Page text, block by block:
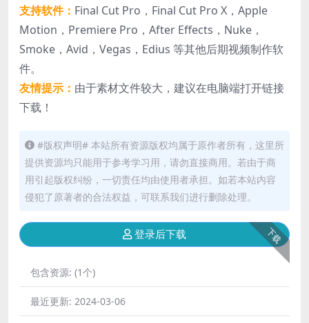
支持软件： Final Cut Pro，Final Cut Pro X，Apple
Motion，Premiere Pro，After Effects，Nuke，
Smoke，Avid，Vegas，Edius 等其他后期视频制作软
件。
友情提示： 由于素材文件较大，建议在电脑端打开链接
下载！
#版权声明# 本站所有资源版权均属于原作者所有，这里所
提供资源均只能用于参考学习用，请勿直接商用。若由于商
用引起版权纠纷，一切责任均由使用者承担。如若本站内容
侵犯了原著者的合法权益，可联系我们进行删除处理。
下载
登录后下载
包含资源: (1个)
最近更新: 2024-03-06